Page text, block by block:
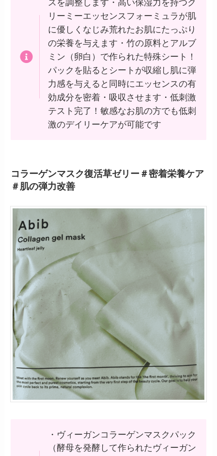
スを調整します・高い保湿力を持つク
リーミーエッセンスフォーミュラが肌
に優しくなじみ荒れたお肌にたっぷり
の栄養を与えます・竹の原料とアルブ
ミン（卵白）で作られた特殊シート！
パックを貼るとシートが収縮し肌に弾
力感を与えると同時にエッセンスの有
効成分を密着・吸収させます・低刺激
テスト完了！敏感なお肌の方でも低刺
激のデイリーケアが可能です
コラーゲンマスク復活草ゼリー＃密着栄養ケア
＃肌の弾力改善
・ヴィーガンコラーゲンマスクパック
（酵母を発酵して作られたヴィーガン